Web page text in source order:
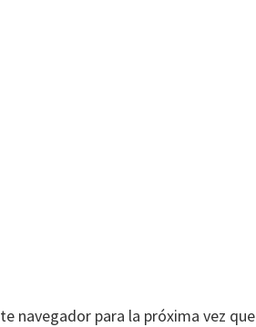
navegador para la próxima vez que